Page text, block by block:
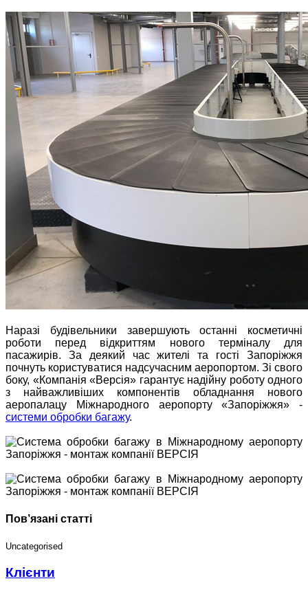
Наразі будівельники завершують останні косметичні
роботи перед відкриттям нового терміналу для
пасажирів. За деякий час жителі та гості Запоріжжя
почнуть користуватися надсучасним аеропортом. Зі свого
боку, «Компанія «Версія» гарантує надійну роботу одного
з найважливіших компонентів обладнання нового
аеропалацу Міжнародного аеропорту «Запоріжжя» -
системи обробки багажу.
Пов’язані статті
Uncategorised
Клієнти